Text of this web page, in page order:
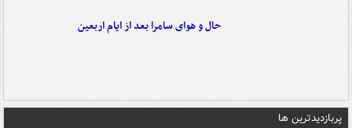
حال و هوای سامرا بعد از ایام اربعین
پربازدیدترین ها